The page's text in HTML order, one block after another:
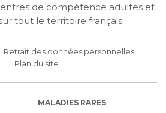
de compétence adultes et
tout le territoire français.
Retrait des données personnelles
Plan du site
MALADIES RARES